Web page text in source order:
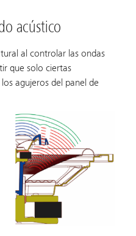
acústico
al controlar las ondas
que solo ciertas
agujeros del panel de